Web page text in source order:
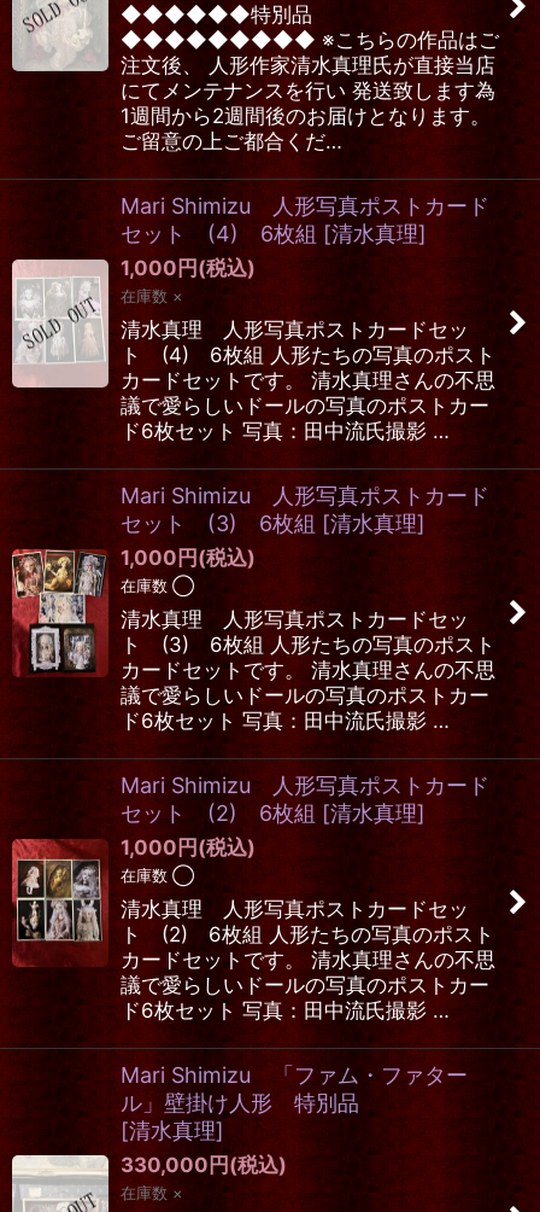
◆◆◆◆◆◆特別品
◆◆◆◆◆◆◆◆◆ ※こちらの作品はご
注文後、 人形作家清水真理氏が直接当店
にてメンテナンスを行い 発送致します為
1週間から2週間後のお届けとなります。
ご留意の上ご都合くだ…
Mari Shimizu 人形写真ポストカード
セット (4) 6枚組 [清水真理]
1,000円(税込)
在庫数 ×
清水真理 人形写真ポストカードセッ
ト (4) 6枚組 人形たちの写真のポスト
カードセットです。 清水真理さんの不思
議で愛らしいドールの写真のポストカー
ド6枚セット 写真：田中流氏撮影 …
Mari Shimizu 人形写真ポストカード
セット (3) 6枚組 [清水真理]
1,000円(税込)
在庫数 ◯
清水真理 人形写真ポストカードセッ
ト (3) 6枚組 人形たちの写真のポスト
カードセットです。 清水真理さんの不思
議で愛らしいドールの写真のポストカー
ド6枚セット 写真：田中流氏撮影 …
Mari Shimizu 人形写真ポストカード
セット (2) 6枚組 [清水真理]
1,000円(税込)
在庫数 ◯
清水真理 人形写真ポストカードセッ
ト (2) 6枚組 人形たちの写真のポスト
カードセットです。 清水真理さんの不思
議で愛らしいドールの写真のポストカー
ド6枚セット 写真：田中流氏撮影 …
Mari Shimizu 「ファム・ファター
ル」壁掛け人形 特別品
[清水真理]
330,000円(税込)
在庫数 ×